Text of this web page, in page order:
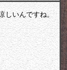
しいんですね。